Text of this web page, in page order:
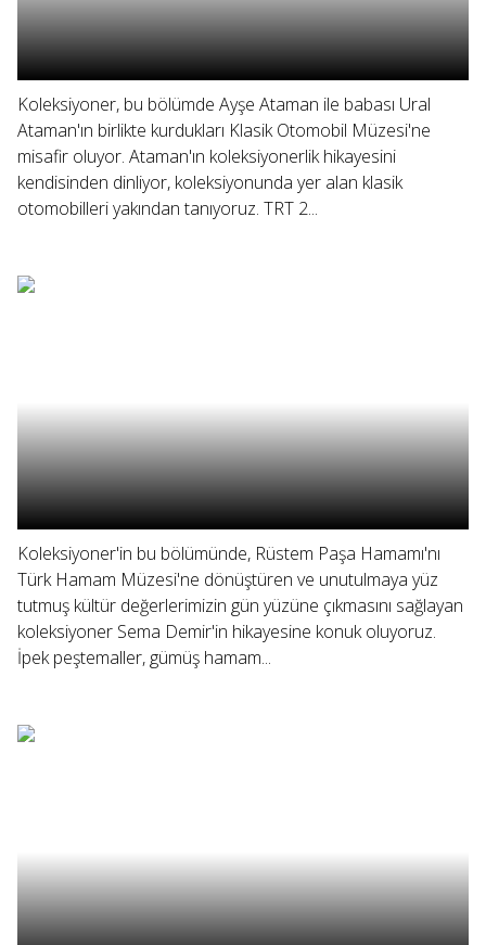
Koleksiyoner, bu bölümde Ayşe Ataman ile babası Ural
Ataman'ın birlikte kurdukları Klasik Otomobil Müzesi'ne
misafir oluyor. Ataman'ın koleksiyonerlik hikayesini
kendisinden dinliyor, koleksiyonunda yer alan klasik
otomobilleri yakından tanıyoruz. TRT 2...
Koleksiyoner'in bu bölümünde, Rüstem Paşa Hamamı'nı
Türk Hamam Müzesi'ne dönüştüren ve unutulmaya yüz
tutmuş kültür değerlerimizin gün yüzüne çıkmasını sağlayan
koleksiyoner Sema Demir'in hikayesine konuk oluyoruz.
İpek peştemaller, gümüş hamam...